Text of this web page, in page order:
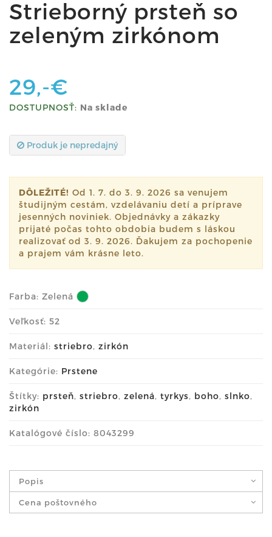
Strieborný prsteň so
zeleným zirkónom
29,-€
DOSTUPNOSŤ: Na sklade
Produk je nepredajný
DÔLEŽITÉ! Od 1. 7. do 3. 9. 2026 sa venujem
študijným cestám, vzdelávaniu detí a príprave
jesenných noviniek. Objednávky a zákazky
prijaté počas tohto obdobia budem s láskou
realizovať od 3. 9. 2026. Ďakujem za pochopenie
a prajem vám krásne leto.
Farba: Zelená
Veľkosť: 52
Materiál: striebro, zirkón
Kategórie: Prstene
Štítky: prsteň, striebro, zelená, tyrkys, boho, slnko,
zirkón
Katalógové číslo: 8043299
Popis
Cena poštovného